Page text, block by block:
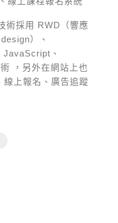
術採用 RWD（響應
）、
、
，另外在網站上也
線上報名、廣告追蹤